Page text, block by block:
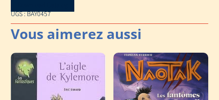
UGS :BAY0457